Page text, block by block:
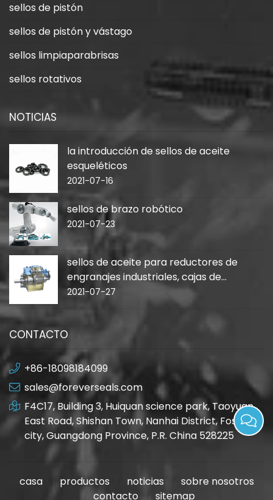
sellos de pistón
sellos de pistón y vástago
sellos limpiaparabrisas
sellos rotativos
NOTICIAS
la introducción de sellos de aceite
esqueléticos
2021-07-16
sellos de brazo robótico
2021-07-23
sellos de aceite para reductores de
engranajes industriales, cajas de
cambios
2021-07-27
CONTACTO
+86-18098184099
sales@foreverseals.com
F4C17, Building 3, Huiquan science park, Taoyuan
East Road, Shishan Town, Nanhai District, Foshan
city, Guangdong Province, P.R. China 528225
casa productos noticias
sobre nosotros
contacto
sitemap